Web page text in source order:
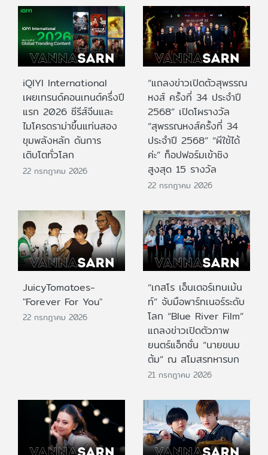
iQIYI International
เผยเทรนด์คอนเทนต์ครึ่งปี
แรก 2026 ซีรีส์จีนและ
ไมโครดราม่าขึ้นแท่นสอง
ขุมพลังหลัก ดันการ
เติบโตทั่วโลก
22 กรกฎาคม 2026
“แถลงข่าวเปิดตัวสุพรรณ
หงส์ ครั้งที่ 34 ประจำปี
2568” เปิดโผรางวัล
“สุพรรณหงส์ครั้งที่ 34
ประจำปี 2568” “ผีใช้ได้
ค่ะ” ท็อปฟอร์มเข้าชิง
สูงสุด 15 รางวัล
22 กรกฎาคม 2026
JuicyTomatoes-
"Forever For You"
22 กรกฎาคม 2026
“เกสโร เอ็นเตอร์เทนเม้น
ท์” จับมือพาร์ทเนอร์ระดับ
โลก “Blue River Film”
แถลงข่าวเปิดตัวภาพ
ยนตร์แอ็กชั่น “นายขนม
ต้ม” ณ สโมสรทหารบก
21 กรกฎาคม 2026